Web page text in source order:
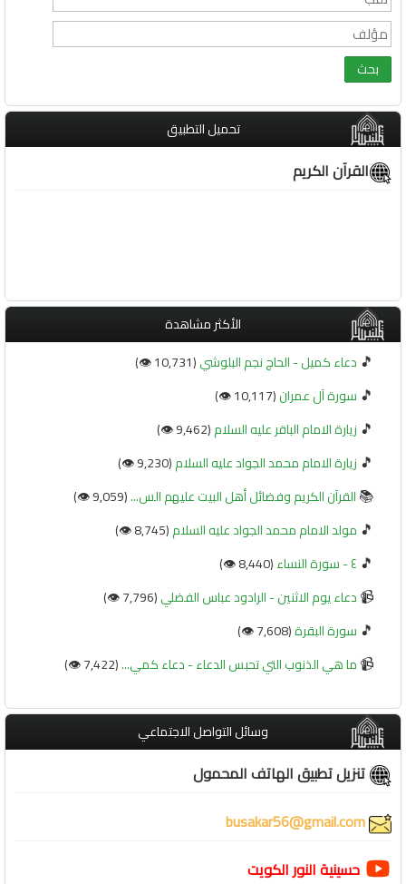
تحميل التطبيق
القرآن الكريم
الأكثر مشاهدة
🎵 دعاء كميل - الحاج نجم البلوشي(10,731 👁️)
🎵 سورة آل عمران(10,117 👁️)
🎵 زيارة الامام الباقر عليه السلام(9,462 👁️)
🎵 زيارة الامام محمد الجواد عليه السلام(9,230 👁️)
📚القرآن الكريم وفضائل أهل البيت عليهم الس...(9,059 👁️)
🎵 مولد الامام محمد الجواد عليه السلام(8,745 👁️)
🎵 ٤ - سورة النساء (8,440 👁️)
📹دعاء يوم الاثنين - الرادود عباس الفضلي(7,796 👁️)
🎵 سورة البقرة(7,608 👁️)
📹ما هي الذنوب التي تحبس الدعاء - دعاء كمي...(7,422 👁️)
وسائل التواصل الاجتماعي
تنزيل تطبيق الهاتف المحمول
حسينية النور الكويت